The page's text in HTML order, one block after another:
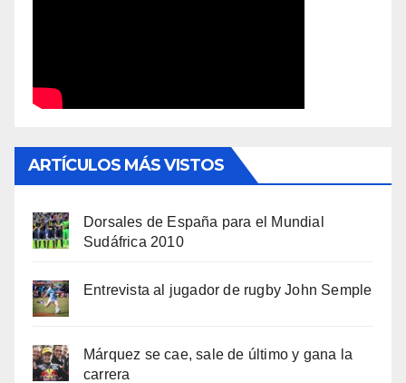
ARTÍCULOS MÁS VISTOS
Dorsales de España para el Mundial
Sudáfrica 2010
Entrevista al jugador de rugby John Semple
Márquez se cae, sale de último y gana la
carrera